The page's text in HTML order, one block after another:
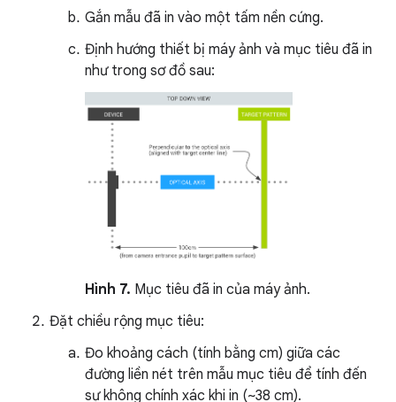
Gắn mẫu đã in vào một tấm nền cứng.
Định hướng thiết bị máy ảnh và mục tiêu đã in
như trong sơ đồ sau:
Hình 7. Mục tiêu đã in của máy ảnh.
Đặt chiều rộng mục tiêu:
Đo khoảng cách (tính bằng cm) giữa các
đường liền nét trên mẫu mục tiêu để tính đến
sự không chính xác khi in (~38 cm).